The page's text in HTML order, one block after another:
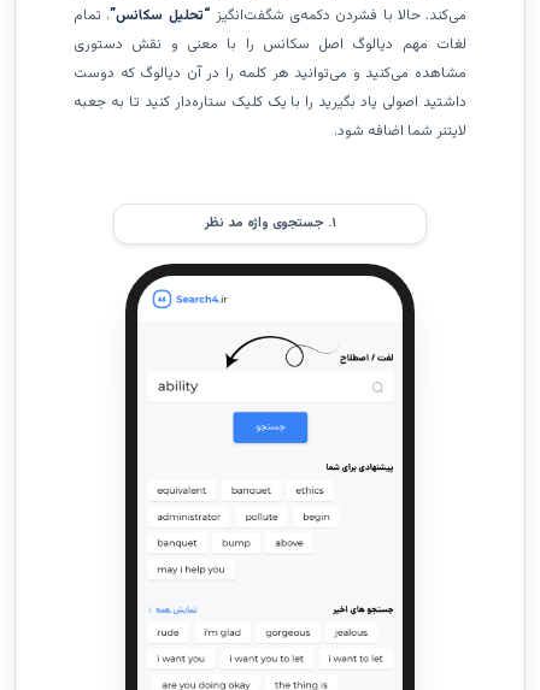
می‌کند. حالا با فشردن دکمه‌ی شگفت‌انگیز “تحلیل سکانس”، تمام
لغات مهم دیالوگ اصل سکانس را با معنی و نقش دستوری
مشاهده می‌کنید و می‌توانید هر کلمه را در آن دیالوگ که دوست
داشتید اصولی یاد بگیرید را با یک کلیک ستاره‌دار کنید تا به جعبه
لایتنر شما اضافه شود.
۱. جستجوی واژه مد نظر